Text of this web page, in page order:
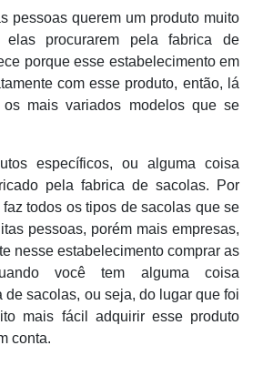
pessoas querem um produto muito
procurarem pela fabrica de
porque esse estabelecimento em
com esse produto, então, lá
mais variados modelos que se
específicos, ou alguma coisa
pela fabrica de sacolas. Por
todos os tipos de sacolas que se
pessoas, porém mais empresas,
nesse estabelecimento comprar as
você tem alguma coisa
de sacolas, ou seja, do lugar que foi
mais fácil adquirir esse produto
conta.